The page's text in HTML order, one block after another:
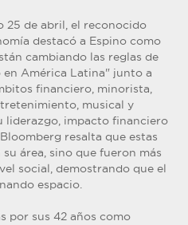
25 de abril, el reconocido
destacó a Espino como
cambiando las reglas de
América Latina" junto a
financiero, minorista,
musical y
liderazgo, impacto financiero
resalta que estas
área, sino que fueron más
social, demostrando que el
espacio.
por sus 42 años como